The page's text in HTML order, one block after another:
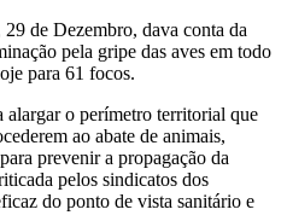
de Dezembro, dava conta da
pela gripe das aves em todo
para 61 focos.
o perímetro territorial que
ao abate de animais,
prevenir a propagação da
pelos sindicatos dos
do ponto de vista sanitário e